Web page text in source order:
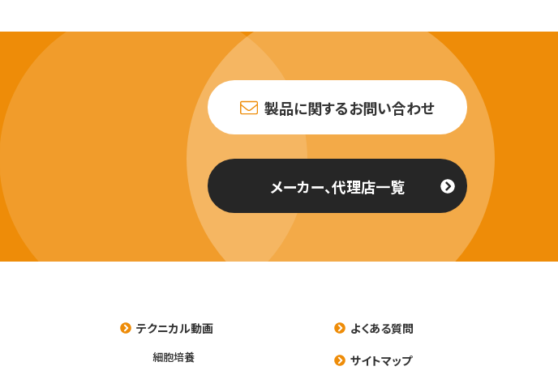
製品に関するお問い合わせ
メーカー、代理店一覧
テクニカル動画
細胞培養
よくある質問
サイトマップ